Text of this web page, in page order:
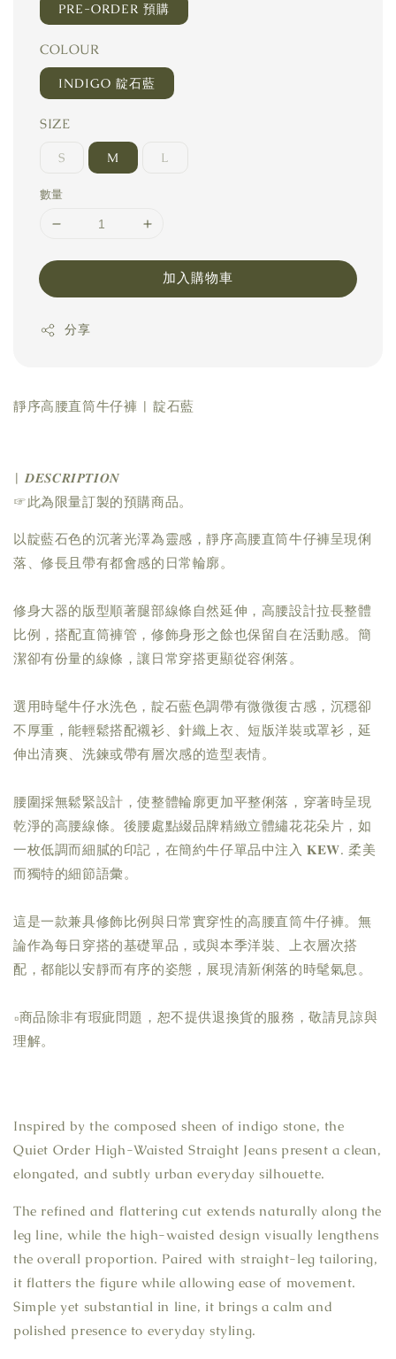
PRE-ORDER 預購
COLOUR
INDIGO 靛石藍
SIZE
S M L
數量
加入購物車
分享
靜序高腰直筒牛仔褲 | 靛石藍
| 𝑫𝑬𝑺𝑪𝑹𝑰𝑷𝑻𝑰𝑶𝑵
☞此為限量訂製的預購商品。
以靛藍石色的沉著光澤為靈感，靜序高腰直筒牛仔褲呈現俐
落、修長且帶有都會感的日常輪廓。
修身大器的版型順著腿部線條自然延伸，高腰設計拉長整體
比例，搭配直筒褲管，修飾身形之餘也保留自在活動感。簡
潔卻有份量的線條，讓日常穿搭更顯從容俐落。
選用時髦牛仔水洗色，靛石藍色調帶有微微復古感，沉穩卻
不厚重，能輕鬆搭配襯衫、針織上衣、短版洋裝或罩衫，延
伸出清爽、洗鍊或帶有層次感的造型表情。
腰圍採無鬆緊設計，使整體輪廓更加平整俐落，穿著時呈現
乾淨的高腰線條。後腰處點綴品牌精緻立體繡花花朵片，如
一枚低調而細膩的印記，在簡約牛仔單品中注入 𝐊𝐄𝐖. 柔美
而獨特的細節語彙。
這是一款兼具修飾比例與日常實穿性的高腰直筒牛仔褲。無
論作為每日穿搭的基礎單品，或與本季洋裝、上衣層次搭
配，都能以安靜而有序的姿態，展現清新俐落的時髦氣息。
▫商品除非有瑕疵問題，恕不提供退換貨的服務，敬請見諒與
理解。
Inspired by the composed sheen of indigo stone, the
Quiet Order High-Waisted Straight Jeans present a clean,
elongated, and subtly urban everyday silhouette.
The refined and flattering cut extends naturally along the
leg line, while the high-waisted design visually lengthens
the overall proportion. Paired with straight-leg tailoring,
it flatters the figure while allowing ease of movement.
Simple yet substantial in line, it brings a calm and
polished presence to everyday styling.